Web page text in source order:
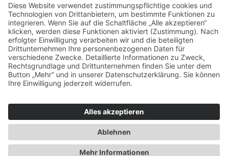
Verkaufen Sie Ihr Haus oder Ihre
Eigen­tums­woh­nung und bleiben Sie
darin wohnen.
Jetzt Ermittlung starten »
Regional